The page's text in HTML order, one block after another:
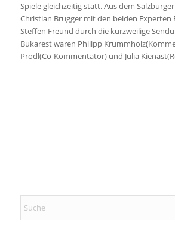
Spiele gleichzeitig statt. Aus dem
Christian Brugger mit den beiden Experten
Steffen Freund durch die kurzweilige
Bukarest waren Philipp
Prödl(Co-Kommentator) und Julia